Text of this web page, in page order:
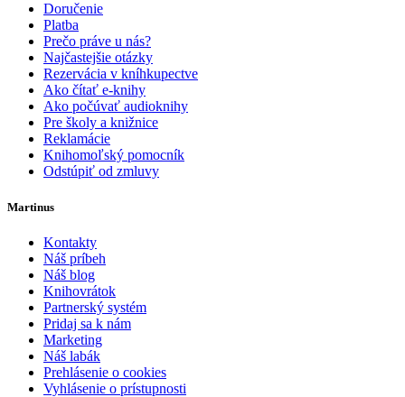
Doručenie
Platba
Prečo práve u nás?
Najčastejšie otázky
Rezervácia v kníhkupectve
Ako čítať e-knihy
Ako počúvať audioknihy
Pre školy a knižnice
Reklamácie
Knihomoľský pomocník
Odstúpiť od zmluvy
Martinus
Kontakty
Náš príbeh
Náš blog
Knihovrátok
Partnerský systém
Pridaj sa k nám
Marketing
Náš labák
Prehlásenie o cookies
Vyhlásenie o prístupnosti